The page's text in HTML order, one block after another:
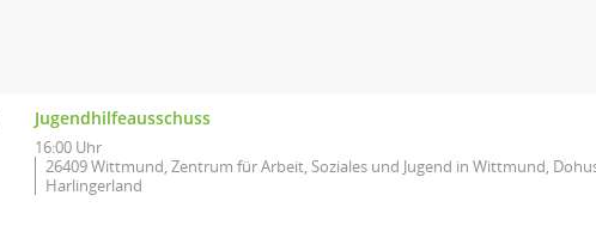
Jugendhilfeausschuss
16:00 Uhr
26409 Wittmund, Zentrum für Arbeit, Soziales und Jugend in Wittmund,
Harlingerland